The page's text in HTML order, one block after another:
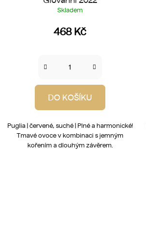
Skladem
468 Kč
DO KOŠÍKU
Puglia | červené, suché | Plné a harmonické!
Tmavé ovoce v kombinaci s jemným
kořením a dlouhým závěrem.